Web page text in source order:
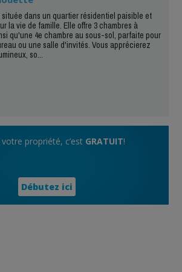
dans un quartier résidentiel paisible et
la vie de famille. Elle offre 3 chambres à
qu'une 4e chambre au sous-sol, parfaite pour
ou une salle d'invités. Vous apprécierez
so...
propriété, c’est GRATUIT!
Débutez ici